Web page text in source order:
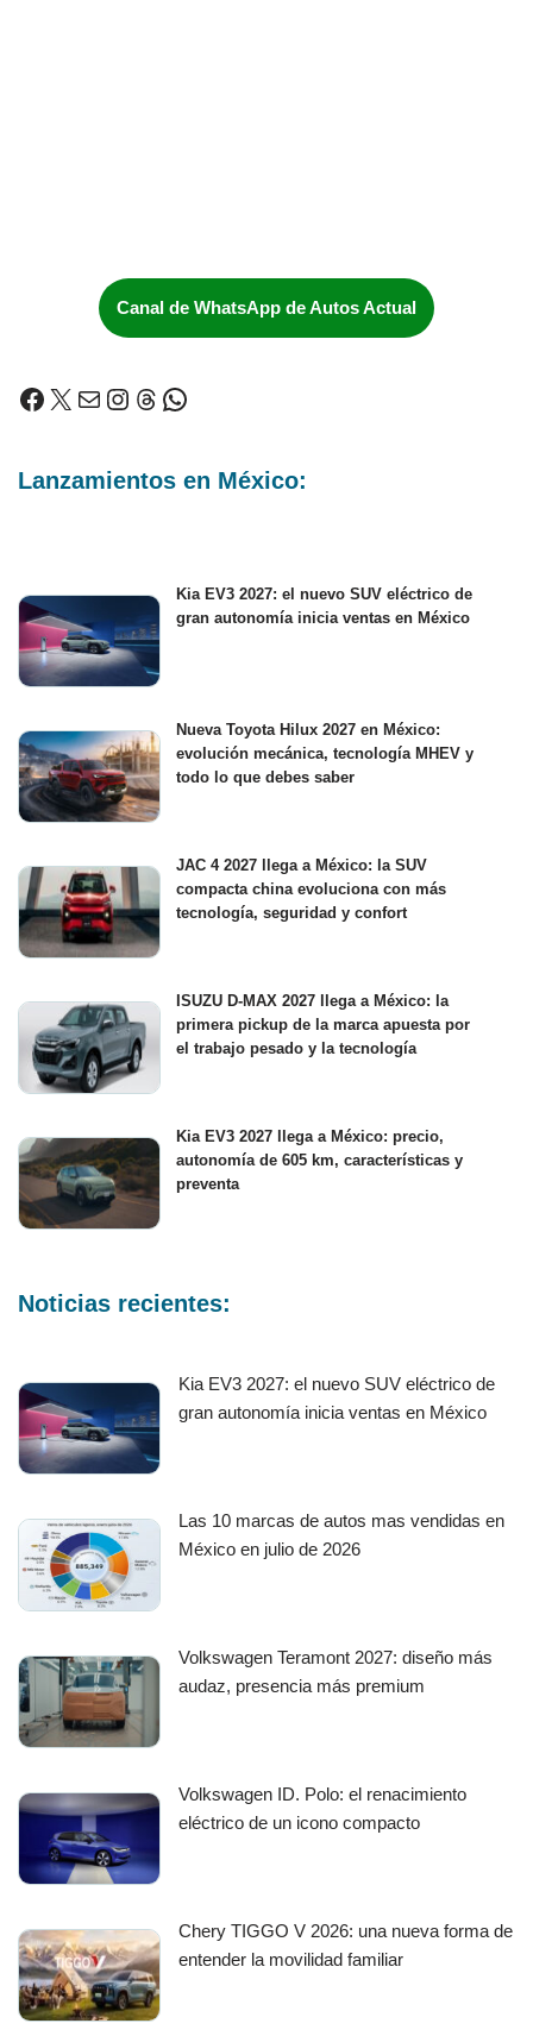
Canal de WhatsApp de Autos Actual
Lanzamientos en México:
Kia EV3 2027: el nuevo SUV eléctrico de
gran autonomía inicia ventas en México
Nueva Toyota Hilux 2027 en México:
evolución mecánica, tecnología MHEV y
todo lo que debes saber
JAC 4 2027 llega a México: la SUV
compacta china evoluciona con más
tecnología, seguridad y confort
ISUZU D-MAX 2027 llega a México: la
primera pickup de la marca apuesta por
el trabajo pesado y la tecnología
Kia EV3 2027 llega a México: precio,
autonomía de 605 km, características y
preventa
Noticias recientes:
Kia EV3 2027: el nuevo SUV eléctrico de
gran autonomía inicia ventas en México
Las 10 marcas de autos mas vendidas en
México en julio de 2026
Volkswagen Teramont 2027: diseño más
audaz, presencia más premium
Volkswagen ID. Polo: el renacimiento
eléctrico de un icono compacto
Chery TIGGO V 2026: una nueva forma de
entender la movilidad familiar